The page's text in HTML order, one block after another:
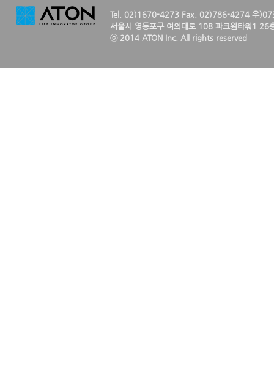
Tel. 02)1670-4273 Fax. 02)786-4274 우
서울시 영등포구 여의대로 108 파크원타워1 26
ⓒ 2014 ATON Inc. All rights reserved